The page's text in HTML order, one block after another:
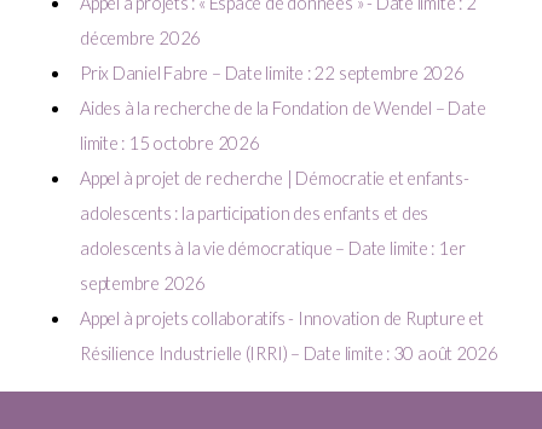
décembre 2026
Prix Daniel Fabre – Date limite : 22 septembre 2026
Aides à la recherche de la Fondation de Wendel – Date
limite : 15 octobre 2026
Appel à projet de recherche | Démocratie et enfants-
adolescents : la participation des enfants et des
adolescents à la vie démocratique – Date limite : 1er
septembre 2026
Appel à projets collaboratifs - Innovation de Rupture et
Résilience Industrielle (IRRI) – Date limite : 30 août 2026